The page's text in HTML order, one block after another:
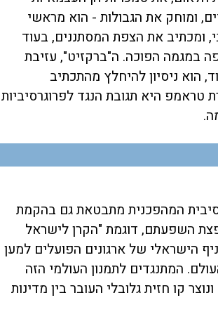
ומוחק את הגבולות - הוא מראשי
ומכתיב את הצפת המסתננים, בעוד
במגמה הפוכה. ה"ברקזיט", עזיבת
הוא ניסיון להיחלץ מהתכתיב
טראמפ היא תגובת הנגד לפרוגרסיביות
המהפכנית מתבטאת גם בהקמת
השפעתם, דוגמת "הקרן לישראל
הישראלי של ארגונים הפועלים למען
המתנגדים לתמנון העולמי הזה
קו חזית גלובלי העובר בין מדינות